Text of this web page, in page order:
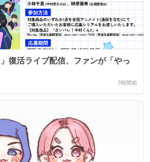
」復活ライブ配信、ファンが「やっ
7時間前